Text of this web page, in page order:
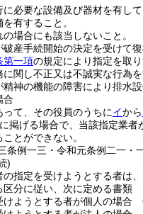
に必要な設備及び器材を有して
有すること。
場合にも該当しないこと。
破産手続開始の決定を受けて
第一項の規定により指定を取
に関し不正又は不誠実な行為
精神の機能の障害により排水
合
って、その役員のうちにイから
に掲げる場合で、当該指定業者
とができない。
条例一三・令和元条例二一・
)
の指定を受けようとする者は
区分に従い、次に定める書類
けようとする者が個人の場合